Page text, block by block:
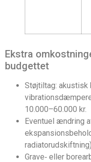
Ekstra
budgettet
Støjtiltag: akustisk
10.000–60.000 kr.
Eventuel ændring
Grave‑ eller